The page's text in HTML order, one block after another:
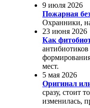
9 июля 2026
Пожарная
Охранники,
23 июня 2026
Как
мест.
5 мая 2026
Оригинал
сразу, стоит
изменилась,